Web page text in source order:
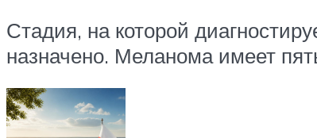
Стадия, на которой
назначено. Меланома имеет